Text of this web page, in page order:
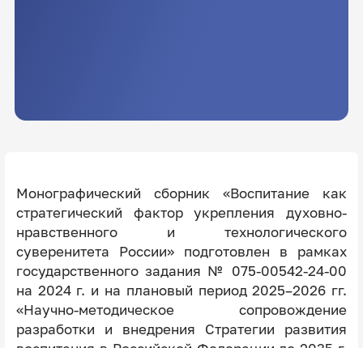
Монографический сборник «Воспитание как
стратегический фактор укрепления духовно-
нравственного и технологического
суверенитета России» подготовлен в рамках
государственного задания № 075-00542-24-00
на 2024 г. и на плановый период 2025–2026 гг.
«Научно-методическое сопровождение
разработки и внедрения Стратегии развития